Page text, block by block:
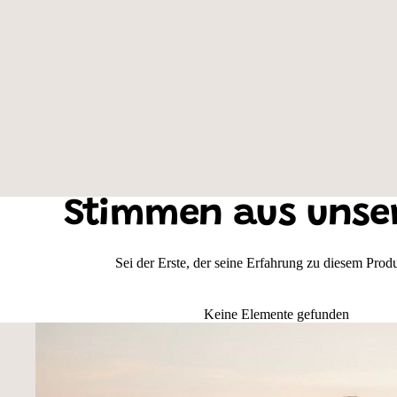
Farbe der Weste: Neongelb, Motivauswahl: An der Leine
Stimmen aus
Sei der Erste, der seine Erfahrung zu diesem
Keine Elemente gefunden